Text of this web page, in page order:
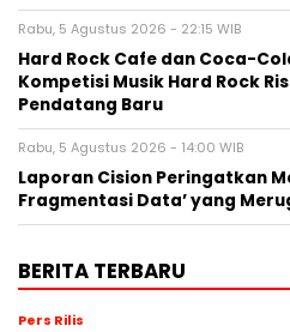
Rabu, 5 Agustus 2026 - 22:15 WIB
Hard Rock Cafe dan Coca-
Kompetisi Musik Hard Rock
Pendatang Baru
Rabu, 5 Agustus 2026 - 14:00 WIB
Laporan Cision Peringatkan
Fragmentasi Data’ yang
BERITA TERBARU
Pers Rilis